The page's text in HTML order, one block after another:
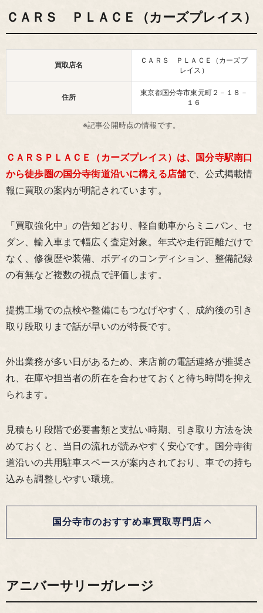
ＣＡＲＳ ＰＬＡＣＥ（カーズプレイス）
買取店名
ＣＡＲＳ ＰＬＡＣＥ（カーズプ
レイス）
住所
東京都国分寺市東元町２－１８－
１６
※記事公開時点の情報です。
ＣＡＲＳＰＬＡＣＥ（カーズプレイス）は、国分寺駅南口
から徒歩圏の国分寺街道沿いに構える店舗で、公式掲載情
報に買取の案内が明記されています。
「買取強化中」の告知どおり、軽自動車からミニバン、セ
ダン、輸入車まで幅広く査定対象。年式や走行距離だけで
なく、修復歴や装備、ボディのコンディション、整備記録
の有無など複数の視点で評価します。
提携工場での点検や整備にもつなげやすく、成約後の引き
取り段取りまで話が早いのが特長です。
外出業務が多い日があるため、来店前の電話連絡が推奨さ
れ、在庫や担当者の所在を合わせておくと待ち時間を抑え
られます。
見積もり段階で必要書類と支払い時期、引き取り方法を決
めておくと、当日の流れが読みやすく安心です。国分寺街
道沿いの共用駐車スペースが案内されており、車での持ち
込みも調整しやすい環境。
国分寺市のおすすめ車買取専門店
アニバーサリーガレージ